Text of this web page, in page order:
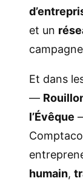
et un
Et dans
—
l’Évêque
humain,